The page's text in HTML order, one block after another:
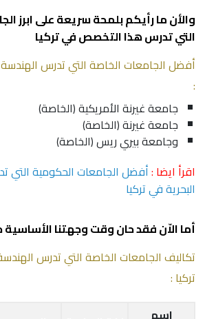
والأن ما رأيكم بلمحة سريعة على ابرز
التي تدرس هذا التخصص في تركيا
أفضل الجامعات الخاصة التي تدرس الهندسة
:
جامعة غيرنة الأمريكية (الخاصة)
جامعة غيرنة (الخاصة)
وجامعة بيري ريس (الخاصة)
اقرأ ايضا :أفضل الجامعات الحكومية التي
البحرية في تركيا
أما الاّن فقد حان وقت وجهتنا
تكاليف الجامعات الخاصة التي تدرس
تركيا :
اسم